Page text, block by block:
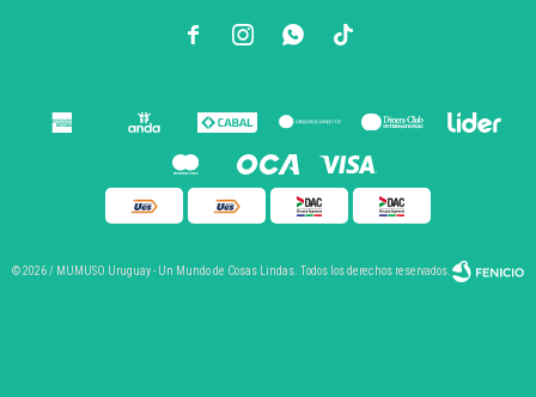
  
© 2026 / MUMUSO Uruguay - Un Mundo de Cosas Lindas. Todos los derechos reservados.